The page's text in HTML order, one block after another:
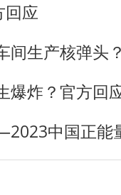
回应
间生产核弹头
爆炸？官方回
中国正能